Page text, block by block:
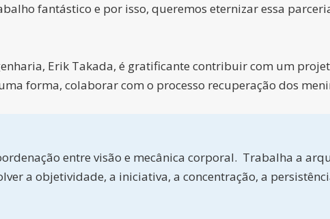
fantástico e por isso, queremos eternizar essa
Erik Takada, é gratificante contribuir com um
forma, colaborar com o processo recuperação dos
entre visão e mecânica corporal. Trabalha a
a objetividade, a iniciativa, a concentração, a